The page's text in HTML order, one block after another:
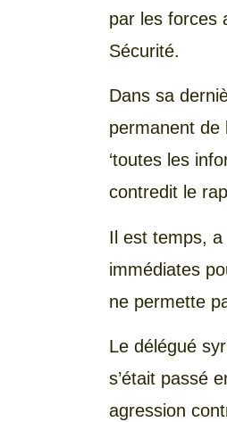
par les forces
Sécurité.
Dans sa
permanent de
‘toutes les
contredit le
Il est temps, a
immédiates
ne permette
Le délégué
s’était passé
agression